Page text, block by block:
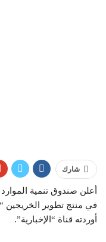
شارك
أعلن صندوق تنمية
في منتج تطوير الخريجين
أوردته قناة “الإخبارية”.